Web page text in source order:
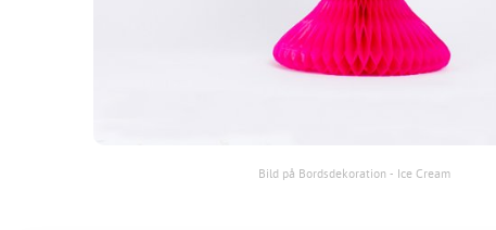
Bild på Bordsdekoration - Ice Cream